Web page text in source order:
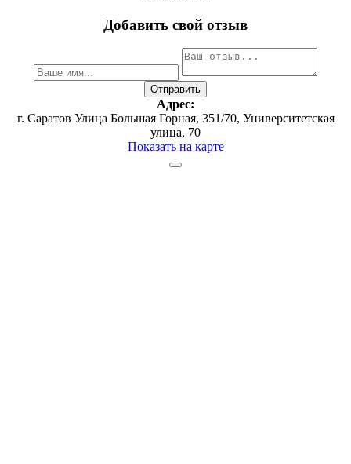
Добавить свой отзыв
Адрес:
г. Саратов ​Улица Большая Горная, 351/70​, Университетская
улица, 70
Показать на карте